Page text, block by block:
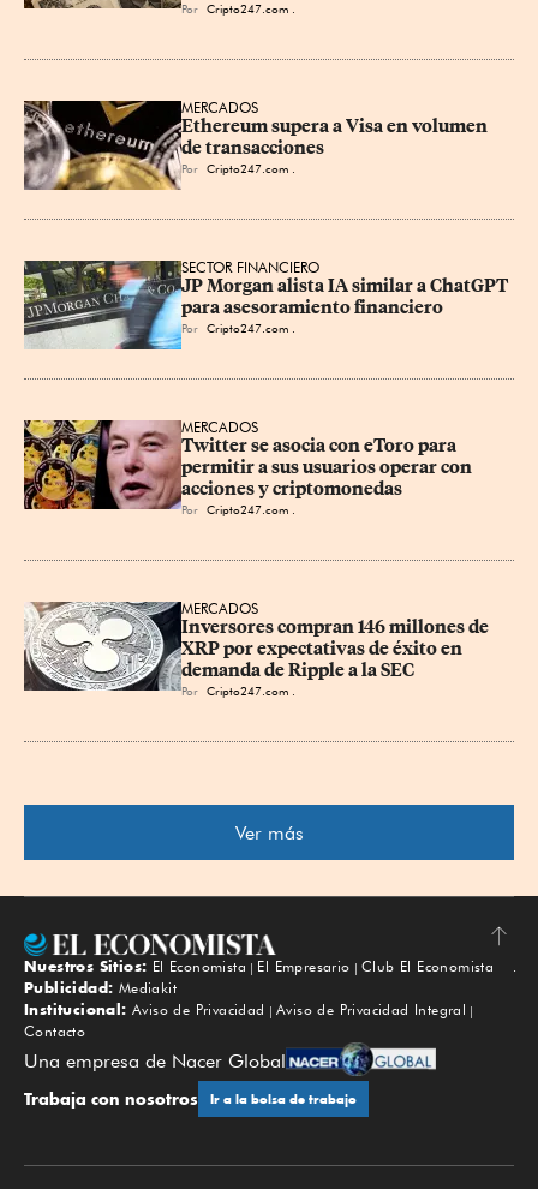
Por Cripto247.com .
MERCADOS
Ethereum supera a Visa en volumen
de transacciones
Por Cripto247.com .
SECTOR FINANCIERO
JP Morgan alista IA similar a ChatGPT
para asesoramiento financiero
Por Cripto247.com .
MERCADOS
Twitter se asocia con eToro para
permitir a sus usuarios operar con
acciones y criptomonedas
Por Cripto247.com .
MERCADOS
Inversores compran 146 millones de
XRP por expectativas de éxito en
demanda de Ripple a la SEC
Por Cripto247.com .
Ver más
Subir
Nuestros Sitios: El Economista El Empresario
Club El Economista
Publicidad: Mediakit
Institucional: Aviso de Privacidad
Aviso de Privacidad Integral
Contacto
Una empresa de Nacer Global
Trabaja con nosotros Ir a la bolsa de trabajo